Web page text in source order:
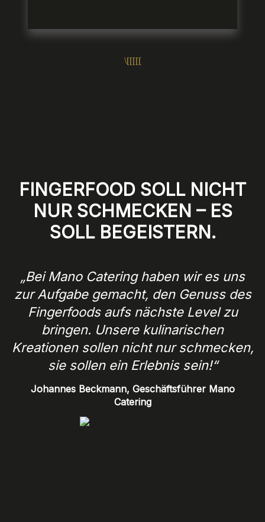
FINGERFOOD SOLL NICHT
NUR SCHMECKEN – ES
SOLL BEGEISTERN.
„Bei Mano Catering haben wir es uns
zur Aufgabe gemacht, den Genuss des
Fingerfoods aufs nächste Level zu
bringen. Unsere kulinarischen
Kreationen sollen nicht nur schmecken,
sie sollen ein Erlebnis sein!“
Johannes Beckmann, Geschäftsführer Mano
Catering